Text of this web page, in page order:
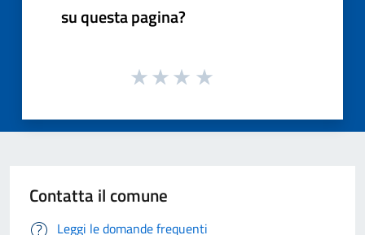
su questa pagina?
Contatta il comune
Leggi le domande frequenti